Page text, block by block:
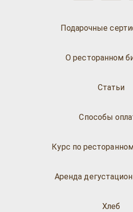
Подарочные
О ресторанном
Статьи
Способы
Курс по
Аренда
Хлеб